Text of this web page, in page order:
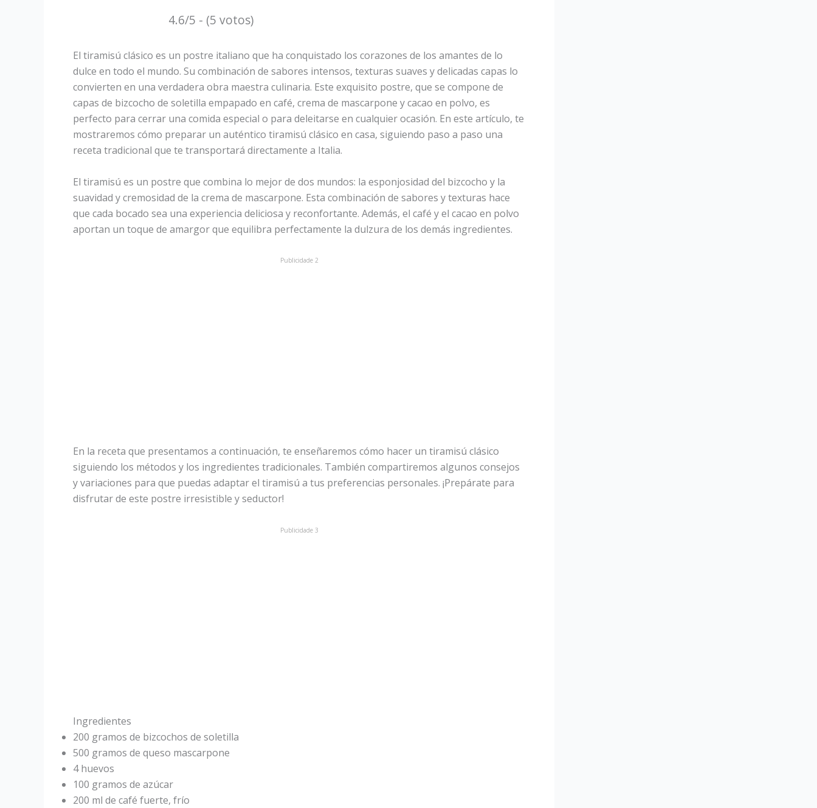
4.6/5 - (5 votos)
El tiramisú clásico es un postre italiano que ha conquistado los corazones de los amantes de lo
dulce en todo el mundo. Su combinación de sabores intensos, texturas suaves y delicadas capas lo
convierten en una verdadera obra maestra culinaria. Este exquisito postre, que se compone de
capas de bizcocho de soletilla empapado en café, crema de mascarpone y cacao en polvo, es
perfecto para cerrar una comida especial o para deleitarse en cualquier ocasión. En este artículo, te
mostraremos cómo preparar un auténtico tiramisú clásico en casa, siguiendo paso a paso una
receta tradicional que te transportará directamente a Italia.
El tiramisú es un postre que combina lo mejor de dos mundos: la esponjosidad del bizcocho y la
suavidad y cremosidad de la crema de mascarpone. Esta combinación de sabores y texturas hace
que cada bocado sea una experiencia deliciosa y reconfortante. Además, el café y el cacao en polvo
aportan un toque de amargor que equilibra perfectamente la dulzura de los demás ingredientes.
Publicidade 2
En la receta que presentamos a continuación, te enseñaremos cómo hacer un tiramisú clásico
siguiendo los métodos y los ingredientes tradicionales. También compartiremos algunos consejos
y variaciones para que puedas adaptar el tiramisú a tus preferencias personales. ¡Prepárate para
disfrutar de este postre irresistible y seductor!
Publicidade 3
Ingredientes
200 gramos de bizcochos de soletilla
500 gramos de queso mascarpone
4 huevos
100 gramos de azúcar
200 ml de café fuerte, frío